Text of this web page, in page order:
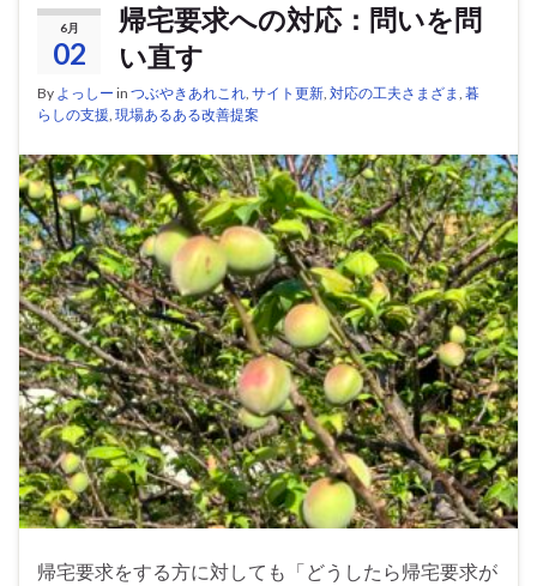
6月
02
帰宅要求への対応：問いを問
い直す
By よっしー in つぶやきあれこれ サイト更新 対応の工夫さまざま 暮
らしの支援 現場あるある改善提案
帰宅要求をする方に対しても「どうしたら帰宅要求が